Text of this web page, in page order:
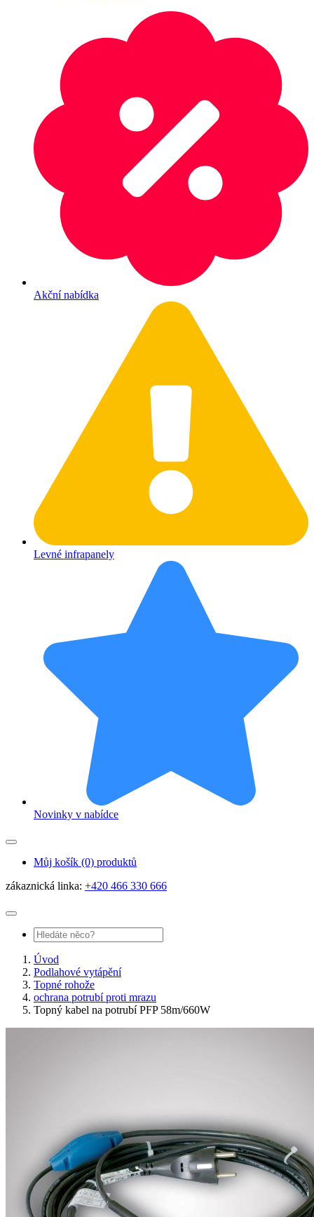
Akční nabídka
Levné infrapanely
Novinky v nabídce
Můj košík (0) produktů
zákaznická linka: +420 466 330 666
Úvod
Podlahové vytápění
Topné rohože
ochrana potrubí proti mrazu
Topný kabel na potrubí PFP 58m/660W